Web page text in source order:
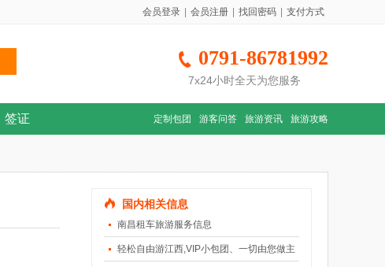
会员登录 会员注册 找回密码 支付方式
0791-86781992
7x24小时全天为您服务
签证 定制包团 游客问答 旅游资讯 旅游攻略
国内相关信息
南昌租车旅游服务信息
轻松自由游江西,VIP小包团、一切由您做主